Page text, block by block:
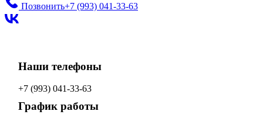
Позвонить+7 (993) 041-33-63
Наши телефоны
+7 (993) 041-33-63
График работы